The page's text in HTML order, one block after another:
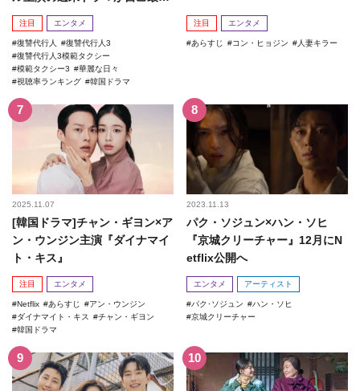
記録を更新！
注目 エンタメ
復讐代行人
復讐代行人3
復讐代行人3模範タクシー
模範タクシー3
華麗な日々
視聴率ランキング
韓国ドラマ
注目 エンタメ
あらすじ コン・ヒョジン 人妻キラー
2025.11.07
[韓国ドラマ]チャン・ギヨン×ア
ン・ウンジン主演『ダイナマイ
ト・キス』
注目 エンタメ
Netflix あらすじ
アン・ウンジン
ダイナマイト・キス
チャン・ギヨン
韓国ドラマ
2023.11.13
パク・ソジュン×ハン・ソヒ
『京城クリーチャー』12月にN
etflix公開へ
エンタメ アーティスト
パク･ソジュン
ハン・ソヒ
京城クリーチャー